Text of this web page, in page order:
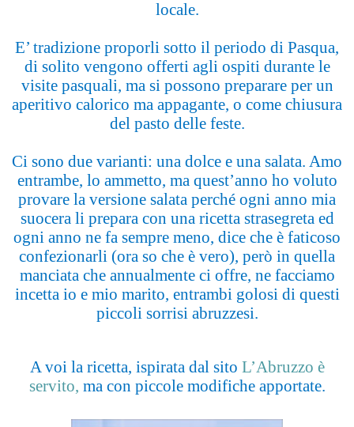
locale.
E’ tradizione proporli sotto il periodo di Pasqua,
di solito vengono offerti agli ospiti durante le
visite pasquali, ma si possono preparare per un
aperitivo calorico ma appagante, o come chiusura
del pasto delle feste.
Ci sono due varianti: una dolce e una salata. Amo
entrambe, lo ammetto, ma quest’anno ho voluto
provare la versione salata perché ogni anno mia
suocera li prepara con una ricetta strasegreta ed
ogni anno ne fa sempre meno, dice che è faticoso
confezionarli (ora so che è vero), però in quella
manciata che annualmente ci offre, ne facciamo
incetta io e mio marito, entrambi golosi di questi
piccoli sorrisi abruzzesi.
A voi la ricetta, ispirata dal sito L’Abruzzo è
servito, ma con piccole modifiche apportate.